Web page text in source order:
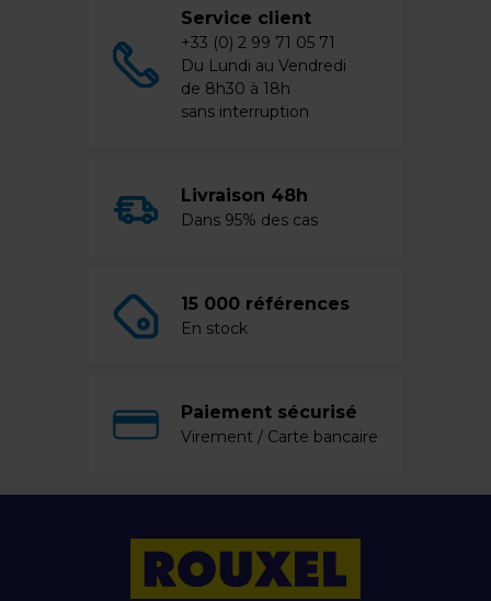
Service client
+33 (0) 2 99 71 05 71
Du Lundi au Vendredi
de 8h30 à 18h
sans interruption
Livraison 48h
Dans 95% des cas
15 000 références
En stock
Paiement sécurisé
Virement / Carte bancaire